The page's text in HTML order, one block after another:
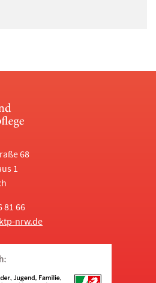
68
1
81 66
nrw.de